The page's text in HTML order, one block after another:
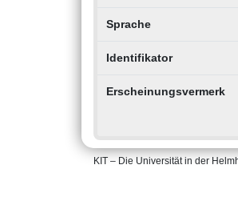
Sprache
Identifikator
Erscheinungsvermerk
KIT – Die Universität in der